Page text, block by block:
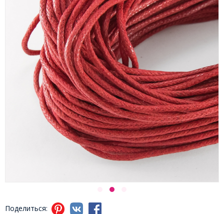
Поделиться: